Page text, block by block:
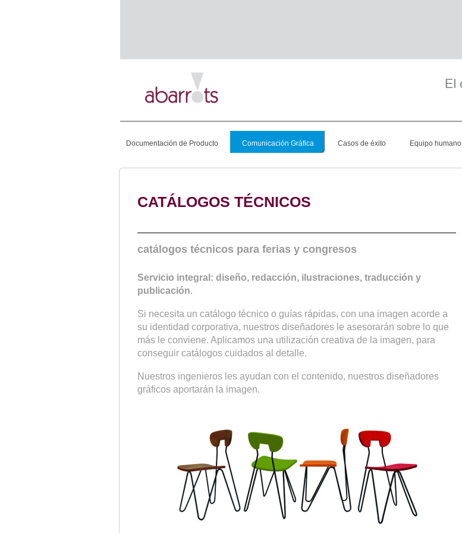
Documentación de Producto Comunicación Gráfica Casos de éxito Equipo humano
CATÁLOGOS TÉCNICOS
catálogos técnicos para ferias y congresos
Servicio integral: diseño, redacción, ilustraciones, traducción y
publicación.
Si necesita un catálogo técnico o guías rápidas, con una imagen acorde a
su identidad corporativa, nuestros diseñadores le asesorarán sobre lo que
más le conviene. Aplicamos una utilización creativa de la imagen, para
conseguir catálogos cuidados al detalle.
Nuestros ingenieros les ayudan con el contenido, nuestros diseñadores
gráficos aportarán la imagen.